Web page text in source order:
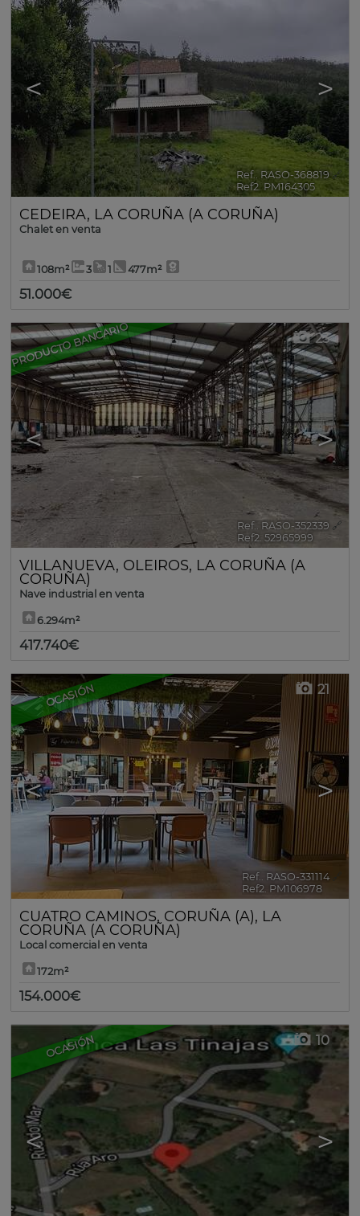
< >
Ref.. RASO-368819 🔗
Ref2. PM164305
CEDEIRA, LA CORUÑA (A CORUÑA)
Chalet en venta
108m² 3 1 477m²
51.000€
PRODUCTO BANCARIO
< >
23
Ref.. RASO-352339 🔗
Ref2. 52965999
VILLANUEVA, OLEIROS, LA CORUÑA (A
CORUÑA)
Nave industrial en venta
6.294m²
417.740€
OCASIÓN
< >
21
Ref.. RASO-331114
Ref2. PM106978
CUATRO CAMINOS, CORUÑA (A), LA
CORUÑA (A CORUÑA)
Local comercial en venta
172m²
154.000€
OCASIÓN
< >
10